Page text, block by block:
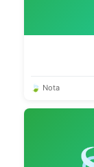
🍃 Nota